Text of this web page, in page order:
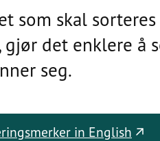
som skal sorteres
det enklere å
seg.
in English